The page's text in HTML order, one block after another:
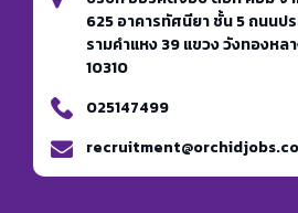
625 อาคารทัศนียา ชั้น 5 ถนนป
รามคำแหง 39 แขวง วังทองหล
10310
025147499